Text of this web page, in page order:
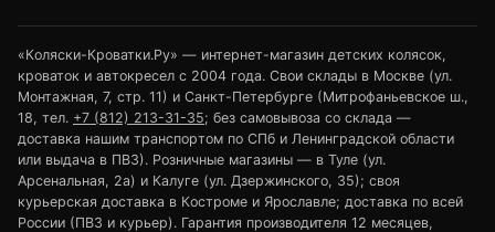
«Коляски-Кроватки.Ру» — интернет-магазин детских колясок,
кроваток и автокресел с 2004 года. Свои склады в Москве (ул.
Монтажная, 7, стр. 11) и Санкт-Петербурге (Митрофаньевское ш.,
18, тел. +7 (812) 213-31-35; без самовывоза со склада —
доставка нашим транспортом по СПб и Ленинградской области
или выдача в ПВЗ). Розничные магазины — в Туле (ул.
Арсенальная, 2а) и Калуге (ул. Дзержинского, 35); своя
курьерская доставка в Костроме и Ярославле; доставка по всей
России (ПВЗ и курьер). Гарантия производителя 12 месяцев,